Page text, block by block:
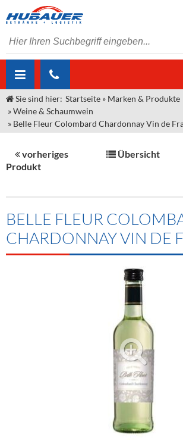
ÜBER UNS
Jobs
Unser Liefergebiet
Unser Team
Kontakt
AKTUELLES
Angebote Gastronomie & Großhandel
Gastronomie
Großhandel
Innovation - Die Neue Art des
"DroughtMaster"
Neuigkeiten
Termine
MARKEN & PRODUKTE
Weine & Schaumwein
Sirup
Spirituosen
Bier
Hygieneartikel & Desinfektion
Kommisionskauf & Lieferbedingungen
Fremddienstleistungen
Sie sind hier: Startseite » Marken & Produkte
»Weine & Schaumwein
» Belle Fleur Colombard Chardonnay Vin de
vorheriges
Produkt
Übersicht
BELLE FLEUR
CHARDONNAY VIN DE